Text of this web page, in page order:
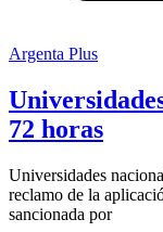
Argenta Plus
72 horas
Universidades
reclamo de la
sancionada por